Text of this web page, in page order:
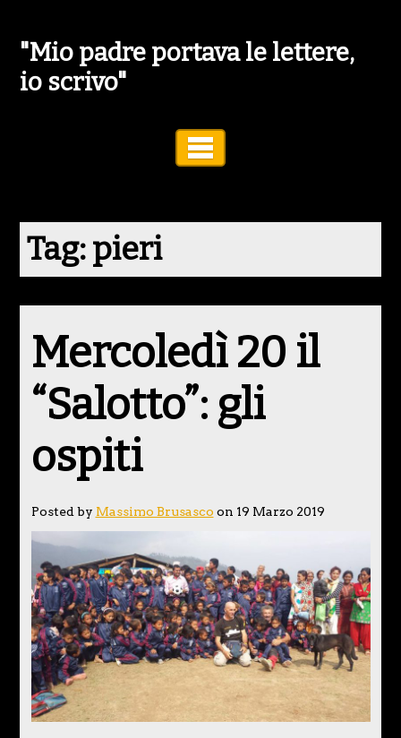
"Mio padre portava le lettere,
io scrivo"
Tag:pieri
Mercoledì 20 il
“Salotto”: gli
ospiti
Posted by Massimo Brusasco on 19 Marzo 2019